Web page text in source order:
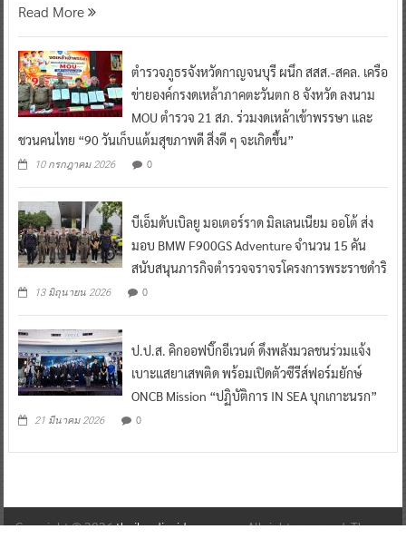
Read More
ตำรวจภูธรจังหวัดกาญจนบุรี ผนึก สสส.-สคล. เครือ
ข่ายองค์กรงดเหล้าภาคตะวันตก 8 จังหวัด ลงนาม
MOU ตำรวจ 21 สภ. ร่วมงดเหล้าเข้าพรรษา และ
ชวนคนไทย “90 วันเก็บแต้มสุขภาพดี สิ่งดี ๆ จะเกิดขึ้น”
10 กรกฎาคม 2026 0
บีเอ็มดับเบิลยู มอเตอร์ราด มิลเลนเนียม ออโต้ ส่ง
มอบ BMW F900GS Adventure จำนวน 15 คัน
สนับสนุนภารกิจตำรวจจราจรโครงการพระราชดำริ
13 มิถุนายน 2026 0
ป.ป.ส. คิกออฟบิ๊กอีเวนต์ ดึงพลังมวลชนร่วมแจ้ง
เบาะแสยาเสพติด พร้อมเปิดตัวซีรีส์ฟอร์มยักษ์
ONCB Mission “ปฏิบัติการ IN SEA บุกเกาะนรก”
21 มีนาคม 2026 0
Copyright © 2026thailandinsidenew.com. All rights reserved. Theme: